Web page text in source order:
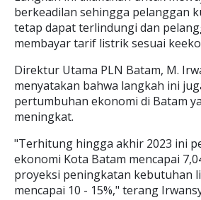
berkeadilan sehingga pelanggan
tetap dapat terlindungi dan
membayar tarif listrik sesuai
Direktur Utama PLN Batam, M.
menyatakan bahwa langkah ini
pertumbuhan ekonomi di Batam
meningkat.
"Terhitung hingga akhir 2023 ini
ekonomi Kota Batam mencapai
proyeksi peningkatan kebutuhan
mencapai 10 - 15%," terang